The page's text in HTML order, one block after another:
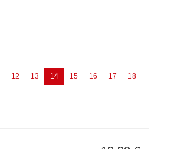
12 13 14(current)
15 16 17
18